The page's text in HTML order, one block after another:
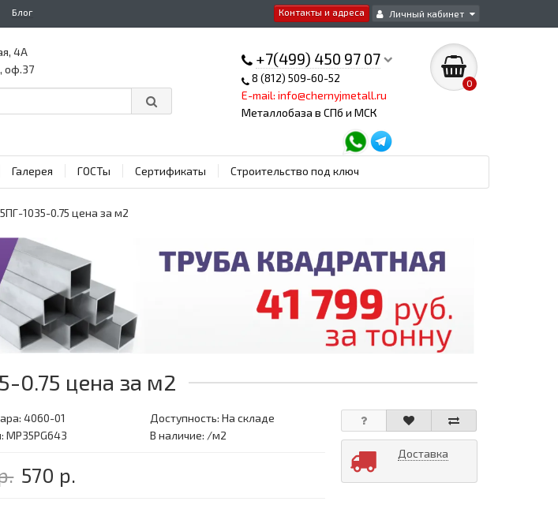
Контакты и адреса Личный кабинет
Блог
+7(499) 450 97 07
8 (812) 509-60-52
E-mail: info@chernyjmetall.ru
Металлобаза в СПб и МСК
0
4А
оф.37
Галерея ГОСТы Сертификаты Строительство под ключ
1035-0.75 цена за м2
0.75 цена за м2
4060-01
Доступность: На складе
MP35PG643
В наличие: /м2
570 р.
Доставка